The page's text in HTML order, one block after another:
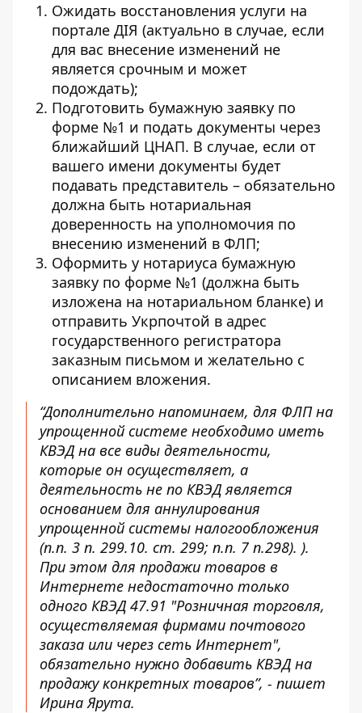
Ожидать восстановления услуги на
портале ДІЯ (актуально в случае, если
для вас внесение изменений не
является срочным и может
подождать);
Подготовить бумажную заявку по
форме №1 и подать документы через
ближайший ЦНАП. В случае, если от
вашего имени документы будет
подавать представитель – обязательно
должна быть нотариальная
доверенность на уполномочия по
внесению изменений в ФЛП;
Оформить у нотариуса бумажную
заявку по форме №1 (должна быть
изложена на нотариальном бланке) и
отправить Укрпочтой в адрес
государственного регистратора
заказным письмом и желательно с
описанием вложения.
“Дополнительно напоминаем, для ФЛП на
упрощенной системе необходимо иметь
КВЭД на все виды деятельности,
которые он осуществляет, а
деятельность не по КВЭД является
основанием для аннулирования
упрощенной системы налогообложения
(п.п. 3 п. 299.10. ст. 299; п.п. 7 п.298). ).
При этом для продажи товаров в
Интернете недостаточно только
одного КВЭД 47.91 "Розничная торговля,
осуществляемая фирмами почтового
заказа или через сеть Интернет",
обязательно нужно добавить КВЭД на
продажу конкретных товаров”, - пишет
Ирина Ярута.